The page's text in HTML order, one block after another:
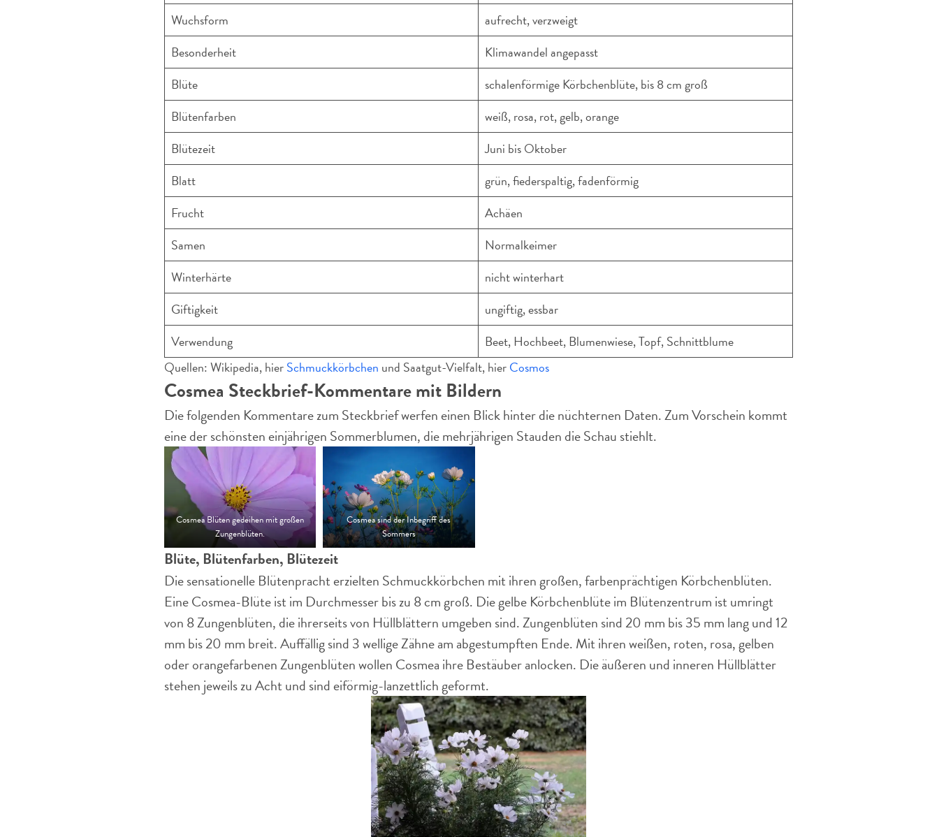
Wuchsform
aufrecht, verzweigt
Besonderheit
Klimawandel angepasst
Blüte
schalenförmige Körbchenblüte, bis 8 cm groß
Blütenfarben
weiß, rosa, rot, gelb, orange
Blütezeit
Juni bis Oktober
Blatt
grün, fiederspaltig, fadenförmig
Frucht
Achäen
Samen
Normalkeimer
Winterhärte
nicht winterhart
Giftigkeit
ungiftig, essbar
Verwendung
Beet, Hochbeet, Blumenwiese, Topf, Schnittblume
Quellen: Wikipedia, hierSchmuckkörbchen und Saatgut-Vielfalt, hierCosmos
Cosmea Steckbrief-Kommentare mit Bildern
Die folgenden Kommentare zum Steckbrief werfen einen Blick hinter die nüchternen Daten. Zum Vorschein kommt
eine der schönsten einjährigen Sommerblumen, die mehrjährigen Stauden die Schau stiehlt.
Cosmea Blüten gedeihen mit großen
Zungenblüten.
Cosmea sind der Inbegriff des
Sommers
Blüte, Blütenfarben, Blütezeit
Die sensationelle Blütenpracht erzielten Schmuckkörbchen mit ihren großen, farbenprächtigen Körbchenblüten.
Eine Cosmea-Blüte ist im Durchmesser bis zu 8 cm groß. Die gelbe Körbchenblüte im Blütenzentrum ist umringt
von 8 Zungenblüten, die ihrerseits von Hüllblättern umgeben sind. Zungenblüten sind 20 mm bis 35 mm lang und 12
mm bis 20 mm breit. Auffällig sind 3 wellige Zähne am abgestumpften Ende. Mit ihren weißen, roten, rosa, gelben
oder orangefarbenen Zungenblüten wollen Cosmea ihre Bestäuber anlocken. Die äußeren und inneren Hüllblätter
stehen jeweils zu Acht und sind eiförmig-lanzettlich geformt.